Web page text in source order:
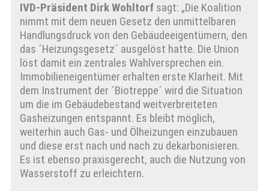
IVD-Präsident Dirk Wohltorf sagt: „Die Koalition
nimmt mit dem neuen Gesetz den unmittelbaren
Handlungsdruck von den Gebäudeeigentümern, den
das ´Heizungsgesetz´ ausgelöst hatte. Die Union
löst damit ein zentrales Wahlversprechen ein.
Immobilieneigentümer erhalten erste Klarheit. Mit
dem Instrument der ´Biotreppe´ wird die Situation
um die im Gebäudebestand weitverbreiteten
Gasheizungen entspannt. Es bleibt möglich,
weiterhin auch Gas- und Ölheizungen einzubauen
und diese erst nach und nach zu dekarbonisieren.
Es ist ebenso praxisgerecht, auch die Nutzung von
Wasserstoff zu erleichtern.